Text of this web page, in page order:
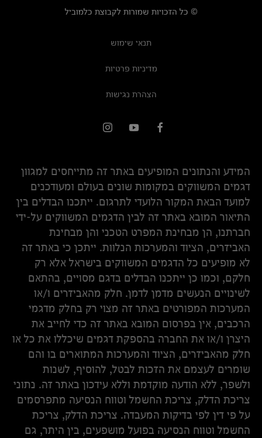
© כל הזכויות שמורות לקבוצת כלמוביל
תנאי שימוש
מדיניות פרטיות
הצהרת נגישות
המידע והנתונים המופיעים באתר זה מתייחסים למגוון
דגמים המשווקים במקומות שונים בעולם ומעודכנים
למועד הבאת המקור הלועדי לתרגום. ייתכנו הבדלים בין
התיאור המובא באתר זה לבין הדגמים המשווקים על-ידי
חברתנו, הן מבחינת המפרט הטכני והן מבחינת
האביזרים, הציוד והמערכות הנלוות. ייתכן כי באתר זה
לא מופיעים כל הדגמים המשווקים בישראל אלא רק
חלקם, וכמו כן ייתכנו הבדלים בדגם מסויים, בהתאם
לשינויים הנעשים מדמן לדמן. חלק מהאביזרים ו/או
המערכות המפורטים באתר זה מצוי רק בחלק מדגמי
הרכבים, אין בפרסום המובא באתר זה כדי לחייב את
היצרן ו/או את החברה בהספקת דגמים שיכללו את כל או
חלק מהאביזרים, הציוד והמערכות המתוארים בו והם
שומרים לעצמם את הזכות לבטל, להוסיף, לשנות
ולשפר, ללא הודעה מוקדמת וללא עידכון באתר זה. נתוני
צריכת הדלק, צריכת החשמל וטווח הנסיעה מתפרסמים
על פי דין לפי בדיקות המעבדה. צריכת הדלק, צריכת
החשמל וטווח הנסיעה בפועל מושפעים, בין היתר, גם